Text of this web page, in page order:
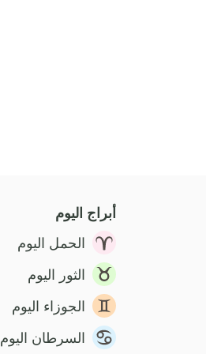
أبراج اليوم
الحمل اليوم
الثور اليوم
الجوزاء اليوم
السرطان اليوم